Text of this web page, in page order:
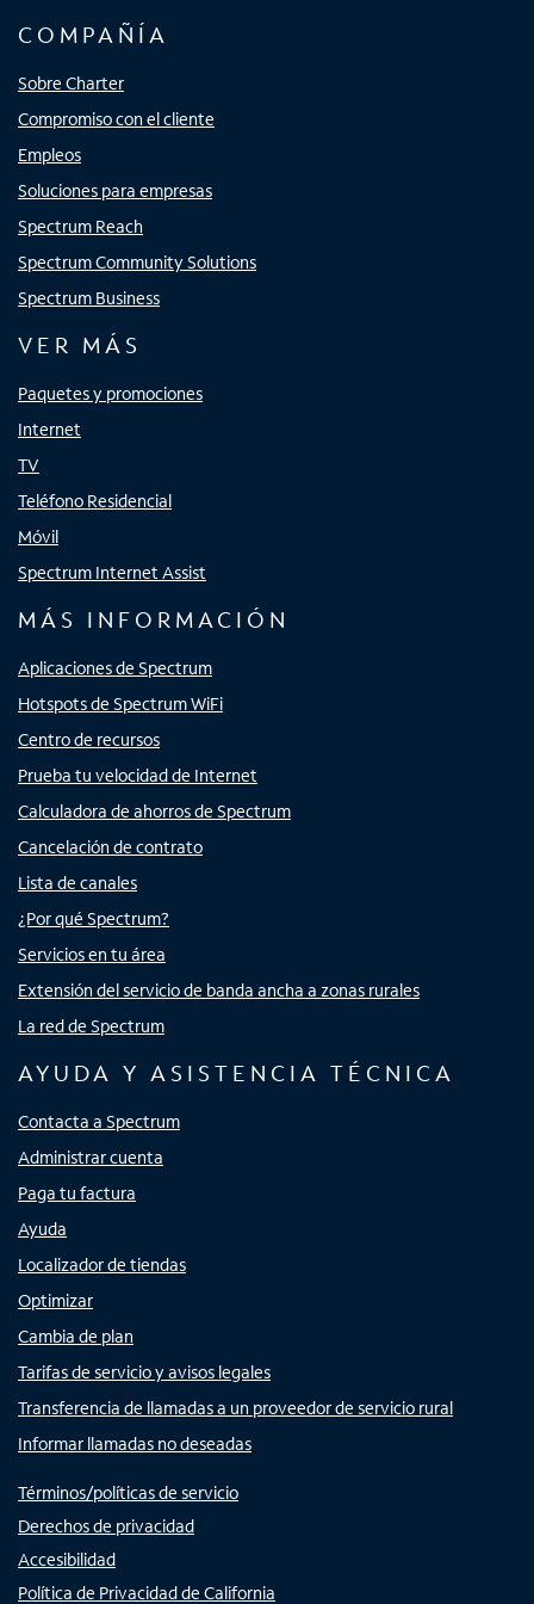
COMPAÑÍA
Sobre Charter
Compromiso con el cliente
Empleos
Soluciones para empresas
Spectrum Reach
Spectrum Community Solutions
Spectrum Business
VER MÁS
Paquetes y promociones
Internet
TV
Teléfono Residencial
Móvil
Spectrum Internet Assist
MÁS INFORMACIÓN
Aplicaciones de Spectrum
Hotspots de Spectrum WiFi
Centro de recursos
Prueba tu velocidad de Internet
Calculadora de ahorros de Spectrum
Cancelación de contrato
Lista de canales
¿Por qué Spectrum?
Servicios en tu área
Extensión del servicio de banda ancha a zonas rurales
La red de Spectrum
AYUDA Y ASISTENCIA TÉCNICA
Contacta a Spectrum
Administrar cuenta
Paga tu factura
Ayuda
Localizador de tiendas
Optimizar
Cambia de plan
Tarifas de servicio y avisos legales
Transferencia de llamadas a un proveedor de servicio rural
Informar llamadas no deseadas
Términos/políticas de servicio
Derechos de privacidad
Accesibilidad
Política de Privacidad de California